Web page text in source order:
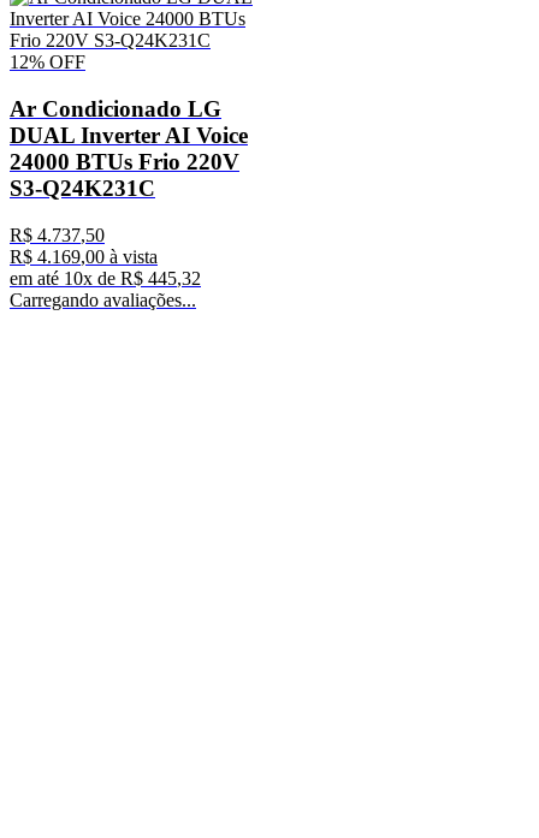
12% OFF
Ar Condicionado LG
DUAL Inverter AI Voice
24000 BTUs Frio 220V
S3-Q24K231C
R$ 4.737,50
R$ 4.169,00 à vista
em até 10x de R$ 445,32
Carregando avaliações...